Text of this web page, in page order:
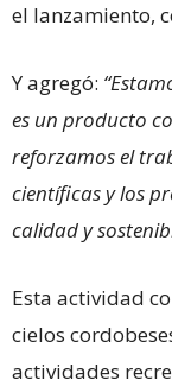
el lanzamiento,
Y agregó:
es un producto
reforzamos el
científicas y los
calidad y
Esta actividad
cielos
actividades